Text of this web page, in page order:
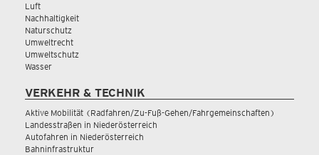
Luft
Nachhaltigkeit
Naturschutz
Umweltrecht
Umweltschutz
Wasser
VERKEHR & TECHNIK
Aktive Mobilität (Radfahren/Zu-Fuß-Gehen/Fahrgemeinschaften)
Landesstraßen in Niederösterreich
Autofahren in Niederösterreich
Bahninfrastruktur